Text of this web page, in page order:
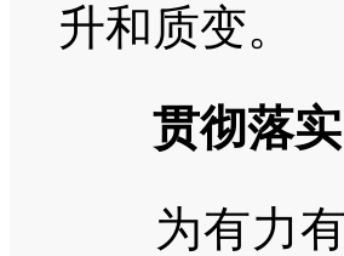
升和质变。
贯彻落实
为有力有